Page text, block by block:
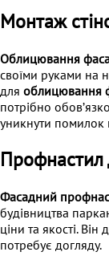
Монтаж
Облицювання
своїми руками на
для облицювання
потрібно
уникнути
Профнастил
Фасадний
будівництва
ціни та якості. Він
потребує догляду.